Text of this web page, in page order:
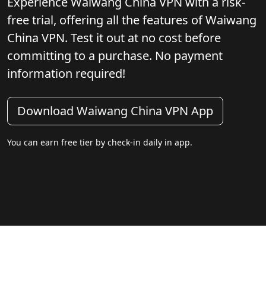
free trial, offering all the features of Waiwang
China VPN. Test it out at no cost before
committing to a purchase. No payment
information required!
Download Waiwang China VPN App
You can earn free tier by check-in daily in app.